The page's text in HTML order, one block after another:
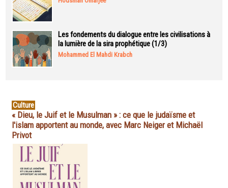
Les fondements du dialogue entre les civilisations à
la lumière de la sira prophétique (1/3)
Mohammed El Mahdi Krabch
Culture
« Dieu, le Juif et le Musulman » : ce que le judaïsme et
l'islam apportent au monde, avec Marc Neiger et Michaël
Privot